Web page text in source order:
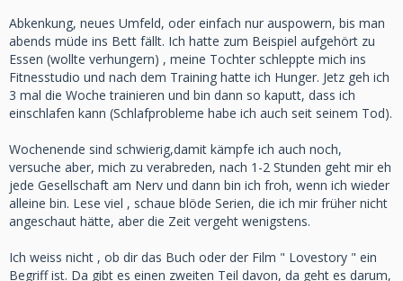
Abkenkung, neues Umfeld, oder einfach nur auspowern, bis man
abends müde ins Bett fällt. Ich hatte zum Beispiel aufgehört zu
Essen (wollte verhungern) , meine Tochter schleppte mich ins
Fitnesstudio und nach dem Training hatte ich Hunger. Jetz geh ich
3 mal die Woche trainieren und bin dann so kaputt, dass ich
einschlafen kann (Schlafprobleme habe ich auch seit seinem Tod).
Wochenende sind schwierig,damit kämpfe ich auch noch,
versuche aber, mich zu verabreden, nach 1-2 Stunden geht mir eh
jede Gesellschaft am Nerv und dann bin ich froh, wenn ich wieder
alleine bin. Lese viel , schaue blöde Serien, die ich mir früher nicht
angeschaut hätte, aber die Zeit vergeht wenigstens.
Ich weiss nicht , ob dir das Buch oder der Film " Lovestory " ein
Begriff ist. Da gibt es einen zweiten Teil davon, da geht es darum,